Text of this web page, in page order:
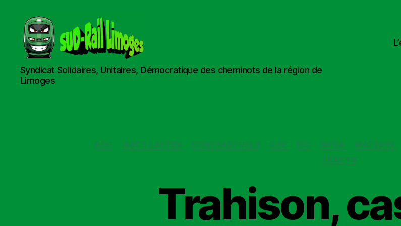
Sud
Rail
Limoges
Syndicat Solidaires, Unitaires, Démocratique des cheminots de la région de
Limoges
Catégories
ADC ASCT / ASTER CONTRACTUELS CSE EIC INFRA MATÉRIEL
TRACTS
Trahison,